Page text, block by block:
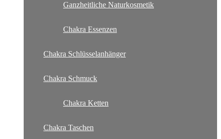
Ganzheitliche Naturkosmetik
Chakra Essenzen
Chakra Schlüsselanhänger
Chakra Schmuck
Chakra Ketten
Chakra Taschen